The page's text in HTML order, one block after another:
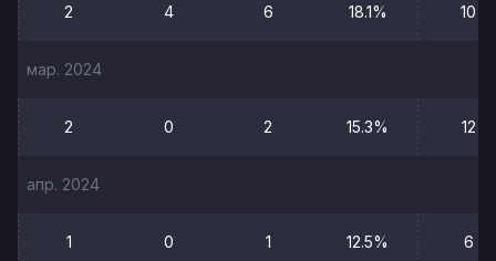
2 4 6 18.1% 10
мар. 2024
2 0 2 15.3% 12
апр. 2024
1 0 1 12.5% 6